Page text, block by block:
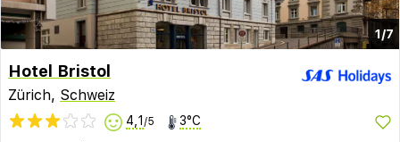
1/7
Hotel Bristol
Zürich, Schweiz
4,1 /5 3°C